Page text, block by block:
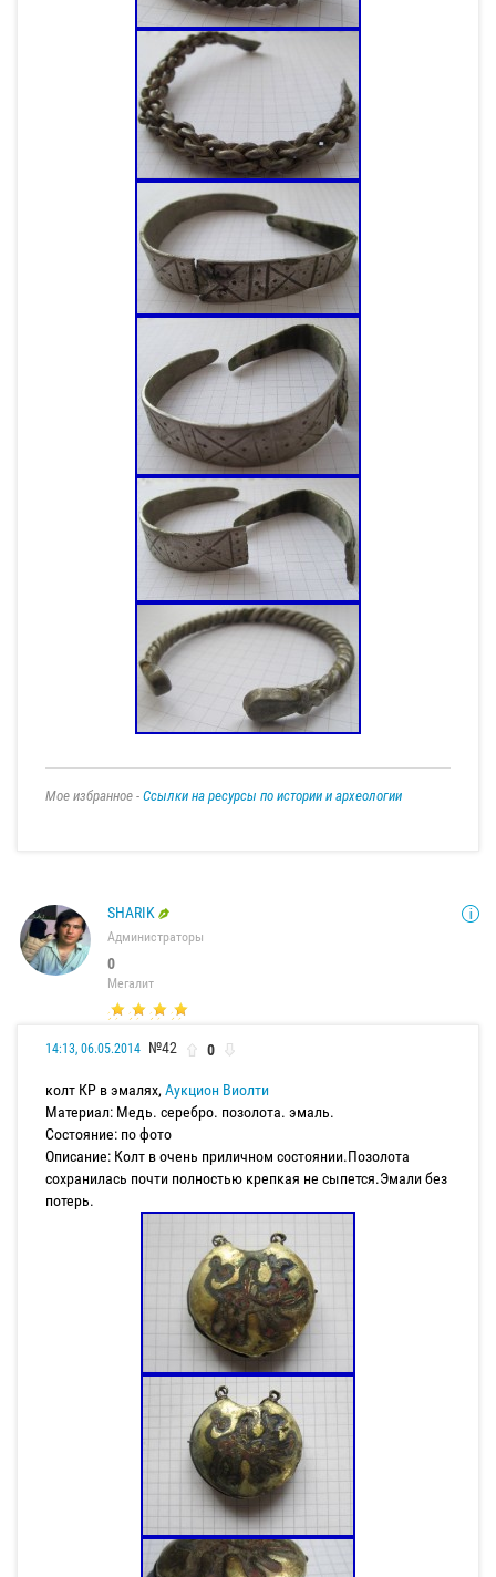
Мое избранное - Ссылки на ресурсы по истории и археологии
SHARIK
Администраторы
0
Мегалит
14:13, 06.05.2014 №42 0
колт КР в эмалях, Аукцион Виолти
Материал: Медь. серебро. позолота. эмаль.
Состояние: по фото
Описание: Колт в очень приличном состоянии.Позолота
сохранилась почти полностью крепкая не сыпется.Эмали без
потерь.